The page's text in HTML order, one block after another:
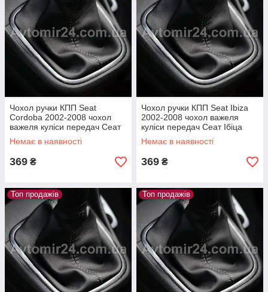
Чохол ручки КПП Seat
Cordoba 2002-2008 чохол
важеля куліси передач Сеат
Кордоба 2002-2008
Немає в наявності
369 ₴
Чохол ручки КПП Seat Ibiza
2002-2008 чохол важеля
куліси передач Сеат Ібіца
2002-2008
Немає в наявності
369 ₴
Топ продажів Топ продажів